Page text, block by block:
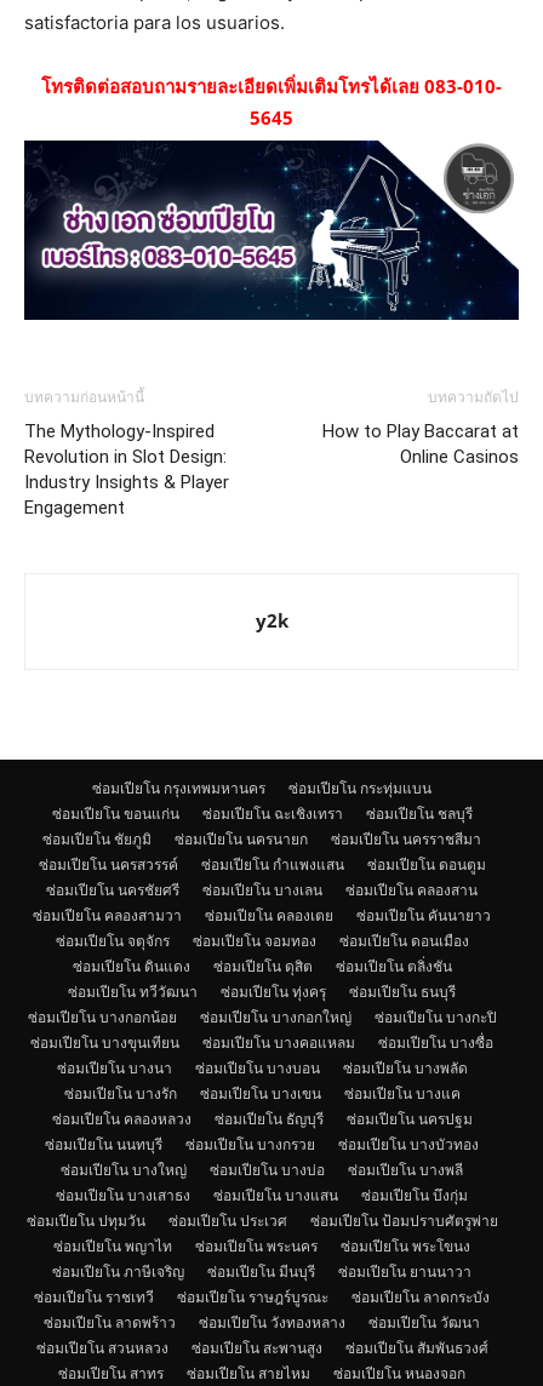
satisfactoria para los usuarios.
โทรติดต่อสอบถามรายละเอียดเพิ่มเติมโทรได้เลย 083-010-
5645
บทความก่อนหน้านี้
The Mythology-Inspired
Revolution in Slot Design:
Industry Insights & Player
Engagement
บทความถัดไป
How to Play Baccarat at
Online Casinos
y2k
ซ่อมเปียโน กรุงเทพมหานคร
ซ่อมเปียโน กระทุ่มแบน
ซ่อมเปียโน ขอนแก่น
ซ่อมเปียโน ฉะเชิงเทรา
ซ่อมเปียโน ชลบุรี
ซ่อมเปียโน ชัยภูมิ
ซ่อมเปียโน นครนายก
ซ่อมเปียโน นครราชสีมา
ซ่อมเปียโน นครสวรรค์
ซ่อมเปียโน กำแพงแสน
ซ่อมเปียโน ดอนตูม
ซ่อมเปียโน นครชัยศรี
ซ่อมเปียโน บางเลน
ซ่อมเปียโน คลองสาน
ซ่อมเปียโน คลองสามวา
ซ่อมเปียโน คลองเตย
ซ่อมเปียโน คันนายาว
ซ่อมเปียโน จตุจักร
ซ่อมเปียโน จอมทอง
ซ่อมเปียโน ดอนเมือง
ซ่อมเปียโน ดินแดง
ซ่อมเปียโน ดุสิต
ซ่อมเปียโน ตลิ่งชัน
ซ่อมเปียโน ทวีวัฒนา
ซ่อมเปียโน ทุ่งครุ
ซ่อมเปียโน ธนบุรี
ซ่อมเปียโน บางกอกน้อย
ซ่อมเปียโน บางกอกใหญ่
ซ่อมเปียโน บางกะปิ
ซ่อมเปียโน บางขุนเทียน
ซ่อมเปียโน บางคอแหลม
ซ่อมเปียโน บางซื่อ
ซ่อมเปียโน บางนา
ซ่อมเปียโน บางบอน
ซ่อมเปียโน บางพลัด
ซ่อมเปียโน บางรัก
ซ่อมเปียโน บางเขน
ซ่อมเปียโน บางแค
ซ่อมเปียโน คลองหลวง
ซ่อมเปียโน ธัญบุรี
ซ่อมเปียโน นครปฐม
ซ่อมเปียโน นนทบุรี
ซ่อมเปียโน บางกรวย
ซ่อมเปียโน บางบัวทอง
ซ่อมเปียโน บางใหญ่
ซ่อมเปียโน บางบ่อ
ซ่อมเปียโน บางพลี
ซ่อมเปียโน บางเสาธง
ซ่อมเปียโน บางแสน
ซ่อมเปียโน บึงกุ่ม
ซ่อมเปียโน ปทุมวัน
ซ่อมเปียโน ประเวศ
ซ่อมเปียโน ป้อมปราบศัตรูพ่าย
ซ่อมเปียโน พญาไท
ซ่อมเปียโน พระนคร
ซ่อมเปียโน พระโขนง
ซ่อมเปียโน ภาษีเจริญ
ซ่อมเปียโน มีนบุรี
ซ่อมเปียโน ยานนาวา
ซ่อมเปียโน ราชเทวี
ซ่อมเปียโน ราษฎร์บูรณะ
ซ่อมเปียโน ลาดกระบัง
ซ่อมเปียโน ลาดพร้าว
ซ่อมเปียโน วังทองหลาง
ซ่อมเปียโน วัฒนา
ซ่อมเปียโน สวนหลวง
ซ่อมเปียโน สะพานสูง
ซ่อมเปียโน สัมพันธวงศ์
ซ่อมเปียโน สาทร
ซ่อมเปียโน สายไหม ซ่อมเปียโน หนองจอก